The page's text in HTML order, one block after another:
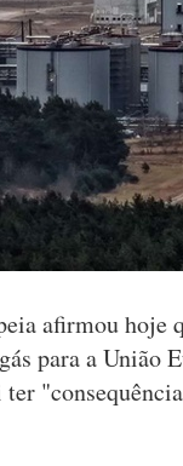
afirmou hoje
para a União